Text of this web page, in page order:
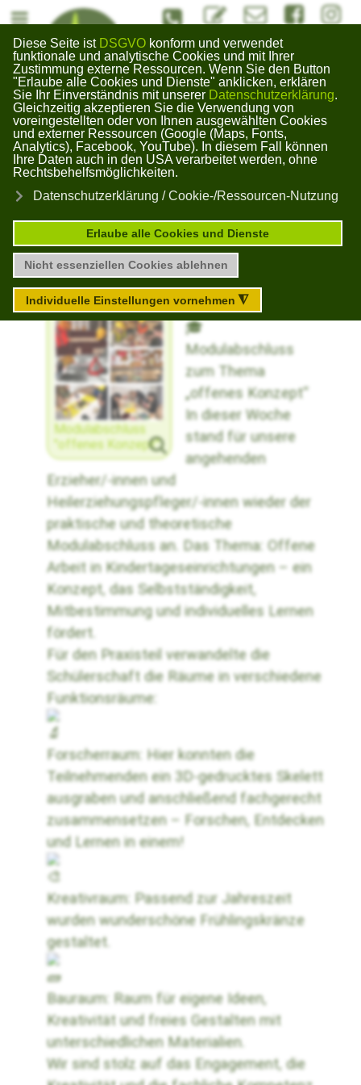
Diese Seite ist DSGVO konform und verwendet
funktionale und analytische Cookies und mit Ihrer
Zustimmung externe Ressourcen. Wenn Sie den Button
"Erlaube alle Cookies und Dienste" anklicken, erklären
Sie Ihr Einverständnis mit unserer Datenschutzerklärung.
Gleichzeitig akzeptieren Sie die Verwendung von
voreingestellten oder von Ihnen ausgewählten Cookies
und externer Ressourcen (Google (Maps, Fonts,
Analytics), Facebook, YouTube). In diesem Fall können
Ihre Daten auch in den USA verarbeitet werden, ohne
Rechtsbehelfsmöglichkeiten.
Datenschutzerklärung / Cookie-/Ressourcen-Nutzung
Individuelle Einstellungen vornehmen◮
Erlaube alle Cookies und Dienste
Nicht essenziellen Cookies ablehnen
Bildungswerk
Gera Kaimberg
#Kontaktformuarinfo@bildungswerk-
Unser Blog zu aktuellen Themen
Modulabschluss
"offenes Konzept"
Abgelaufen
Modulabschluss
"offenes Konzept"
Modulabschluss
zum Thema
„offenes Konzept“
In dieser Woche
stand für unsere
angehenden
Erzieher/-innen und
Heilerziehungspfleger/-innen wieder der
praktische und theoretische
Modulabschluss an. Das Thema: Offene
Arbeit in Kindertageseinrichtungen – ein
Konzept, das Selbstständigkeit,
Mitbestimmung und individuelles Lernen
fördert.
Für den Praxisteil verwandelte die
Schülerschaft die Räume in verschiedene
Funktionsräume:
Forscherraum: Hier konnten die
Teilnehmenden ein 3D-gedrucktes Skelett
ausgraben und anschließend fachgerecht
zusammensetzen – Forschen, Entdecken
und Lernen in einem!
Kreativraum: Passend zur Jahreszeit
wurden wunderschöne Frühlingskränze
gestaltet.
Bauraum: Raum für eigene Ideen,
Kreativität und freies Gestalten mit
unterschiedlichen Materialien.
Wir sind stolz auf das Engagement, die
×